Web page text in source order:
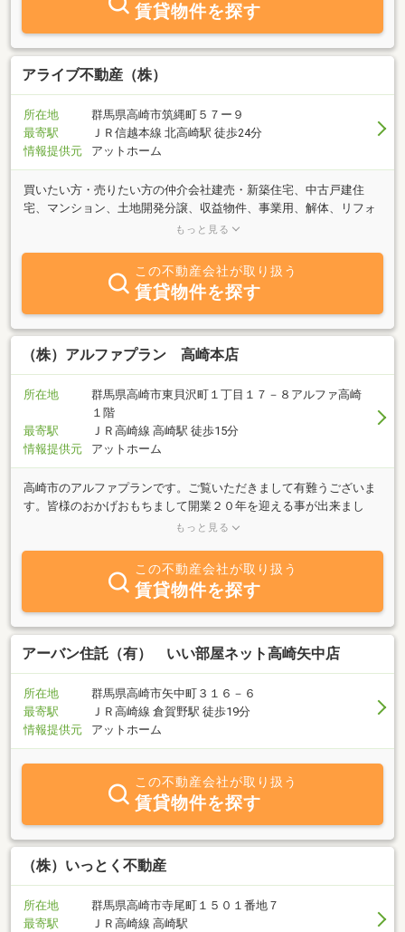
賃貸物件を探す
アライブ不動産（株）
所在地
群馬県高崎市筑縄町５７ー９
最寄駅
ＪＲ信越本線 北高崎駅 徒歩24分
情報提供元
アットホーム
買いたい方・売りたい方の仲介会社建売・新築住宅、中古戸建住
宅、マンション、土地開発分譲、収益物件、事業用、解体、リフォ
ーム、任意売却、倉庫に工場など、幅広いオーダーに応えてきてお
相談して、難しい内容でも今まで成果を上げてきております。不動
産に関わることであれば、とりあえずでも結構です。何でもお気軽
にご相談ください。※現在は特に不動産の買取・仲介に力を入れて
おります仲介・直接買取りも、実績のある弊社にお任せください。
他社でお断りされ、どうせ駄目だろうなと消極的になってしまった
方、弊社の取引事例は、古屋付不動産、中古戸建て住宅、農地、倉
は、お気軽にご相談ください。
もっと見る
この不動産会社が取り扱う
賃貸物件を探す
（株）アルファプラン 高崎本店
所在地
群馬県高崎市東貝沢町１丁目１７－８アルファ高崎
１階
最寄駅
ＪＲ高崎線 高崎駅 徒歩15分
情報提供元
アットホーム
高崎市のアルファプランです。ご覧いただきまして有難うございま
す。皆様のおかげおもちまして開業２０年を迎える事が出来まし
た。当社は高崎市及び周辺エリアの不動産の仲介を主な業務とする
売買物件を幅広く取扱っております。ローコスト新築住宅や事業用
収益物件などもございます。皆様の御来店をお待ちしています。
もっと見る
この不動産会社が取り扱う
賃貸物件を探す
アーバン住託（有） いい部屋ネット高崎矢中店
所在地
群馬県高崎市矢中町３１６－６
最寄駅
ＪＲ高崎線 倉賀野駅 徒歩19分
情報提供元
アットホーム
この不動産会社が取り扱う
賃貸物件を探す
（株）いっとく不動産
所在地
群馬県高崎市寺尾町１５０１番地７
最寄駅
ＪＲ高崎線 高崎駅